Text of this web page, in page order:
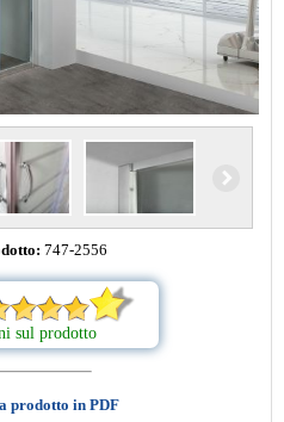
747-2556
sul prodotto
prodotto in PDF